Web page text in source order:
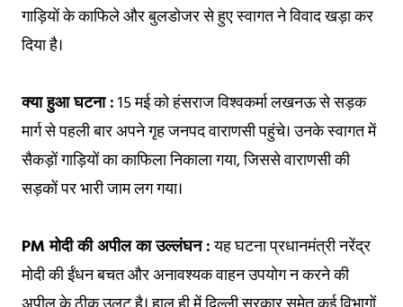
गाड़ियों के काफिले और बुलडोजर से हुए स्वागत ने विवाद खड़ा कर
दिया है।
क्या हुआ घटना :15 मई को हंसराज विश्वकर्मा लखनऊ से सड़क
मार्ग से पहली बार अपने गृह जनपद वाराणसी पहुंचे। उनके स्वागत में
सैकड़ों गाड़ियों का काफिला निकाला गया, जिससे वाराणसी की
सड़कों पर भारी जाम लग गया।
PM मोदी की अपील का उल्लंघन :यह घटना प्रधानमंत्री नरेंद्र
मोदी की ईंधन बचत और अनावश्यक वाहन उपयोग न करने की